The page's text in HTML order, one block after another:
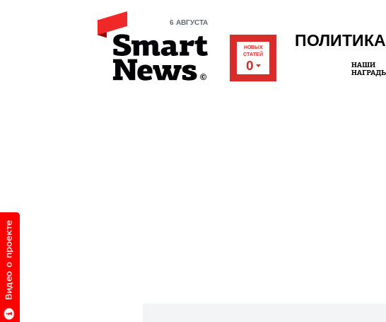
6 АВГУСТА
НОВЫХ
СТАТЕЙ
0
ПОЛИТИКА